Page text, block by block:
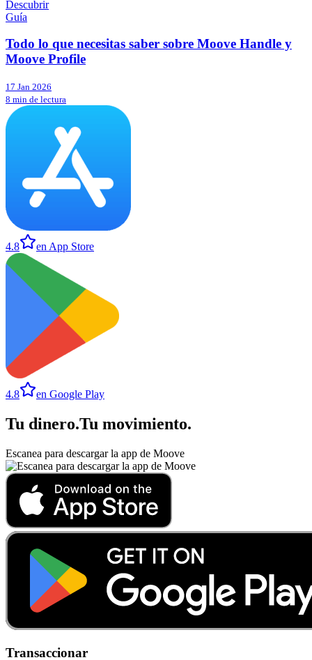
Descubrir
Guía
Todo lo que necesitas saber sobre Moove Handle y
Moove Profile
17 Jan 2026
8 min de lectura
4.8 en App Store
4.8 en Google Play
Tu dinero.Tu movimiento.
Escanea para descargar la app de Moove
Transaccionar